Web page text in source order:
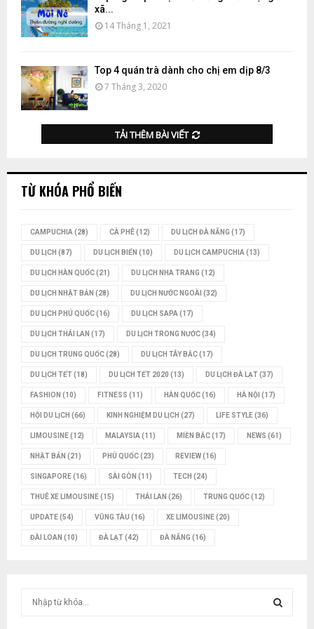
xã...
14 Tháng 1, 2021
Top 4 quán trà dành cho chị em dịp 8/3
7 Tháng 3, 2020
TẢI THÊM BÀI VIẾT
TỪ KHÓA PHỔ BIẾN
CAMPUCHIA (28) CÀ PHÊ(12) DU LỊCH ĐÀ NẴNG (17)
DU LỊCH (87) DU LỊCH BIỂN (10) DU LỊCH CAMPUCHIA (13)
DU LỊCH HÀN QUỐC(21) DU LỊCH NHA TRANG (12)
DU LỊCH NHẬT BẢN (28) DU LỊCH NƯỚC NGOÀI (32)
DU LỊCH PHÚ QUỐC(16) DU LỊCH SAPA (17)
DU LỊCH THÁI LAN (17) DU LỊCH TRONG NƯỚC(34)
DU LỊCH TRUNG QUỐC(28) DU LỊCH TÂY BẮC(17)
DU LỊCH TẾT(18) DU LỊCH TẾT 2020 (13) DU LỊCH ĐÀ LẠT(37)
FASHION (10) FITNESS (11) HÀN QUỐC(16) HÀ NỘI (17)
HỘI DU LỊCH (66) KINH NGHIỆM DU LỊCH (27) LIFE STYLE(36)
LIMOUSINE(12) MALAYSIA (11) MIỀN BẮC(17) NEWS (61)
NHẬT BẢN (21) PHÚ QUỐC(23) REVIEW(16)
SINGAPORE(16) SÀI GÒN (11) TECH (24)
THUÊ XE LIMOUSINE(15) THÁI LAN (26) TRUNG QUỐC(12)
UPDATE(54) VŨNG TÀU (16) XE LIMOUSINE(20)
ĐÀI LOAN (10) ĐÀ LẠT(42) ĐÀ NẴNG (16)